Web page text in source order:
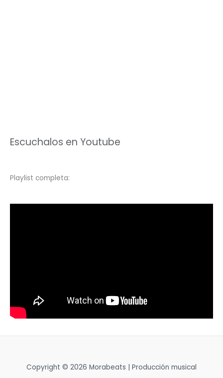
Escuchalos en Youtube
Playlist completa:
Copyright © 2026 Morabeats | Producción musical